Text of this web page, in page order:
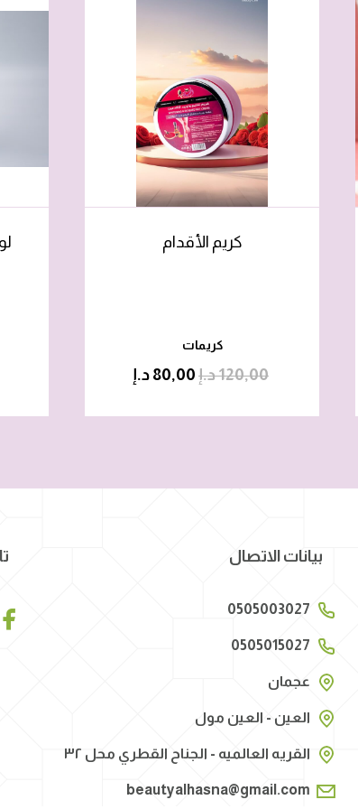
كريم الأقدام
كريمات
120,00د.إ 80,00 د.إ
بيانات الاتصال
0505003027
0505015027
عجمان
العين - العين مول
القريه العالميه - الجناح القطري محل ٣٢
beautyalhasna@gmail.com